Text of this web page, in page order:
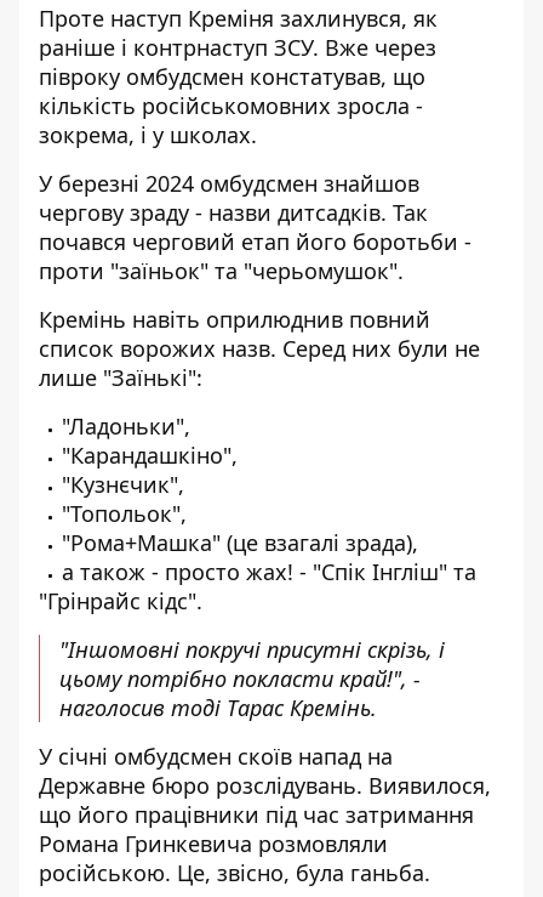
Проте наступ Креміня захлинувся, як
раніше і контрнаступ ЗСУ. Вже через
півроку омбудсмен констатував, що
кількість російськомовних зросла -
зокрема, і у школах.
У березні 2024 омбудсмен знайшов
чергову зраду - назви дитсадків. Так
почався черговий етап його боротьби -
проти "заїньок" та "черьомушок".
Кремінь навіть оприлюднив повний
список ворожих назв. Серед них були не
лише "Заїнькі":
"Ладоньки",
"Карандашкіно",
"Кузнєчик",
"Топольок",
"Рома+Машка" (це взагалі зрада),
а також - просто жах! - "Спік Інгліш" та
"Грінрайс кідс".
"Іншомовні покручі присутні скрізь, і
цьому потрібно покласти край!", -
наголосив тоді Тарас Кремінь.
У січні омбудсмен скоїв напад на
Державне бюро розслідувань. Виявилося,
що його працівники під час затримання
Романа Гринкевича розмовляли
російською. Це, звісно, була ганьба.